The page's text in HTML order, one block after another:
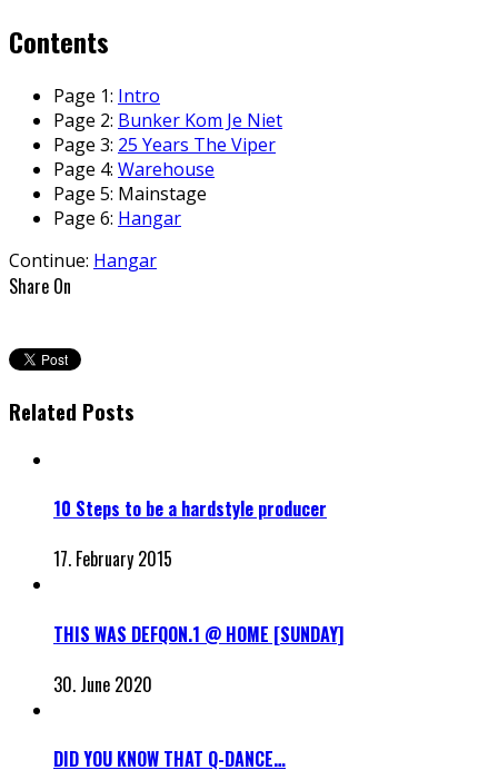
Contents
Page 1: Intro
Page 2: Bunker Kom Je Niet
Page 3: 25 Years The Viper
Page 4: Warehouse
Page 5: Mainstage
Page 6: Hangar
Continue: Hangar
Share On
Related Posts
10 Steps to be a hardstyle producer
17. February 2015
THIS WAS DEFQON.1 @ HOME [SUNDAY]
30. June 2020
DID YOU KNOW THAT Q-DANCE…